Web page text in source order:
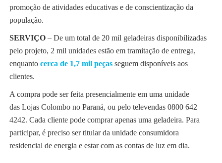
promoção de atividades educativas e de conscientização da
população.
SERVIÇO – De um total de 20 mil geladeiras disponibilizadas
pelo projeto, 2 mil unidades estão em tramitação de entrega,
enquanto cerca de 1,7 mil peçasseguem disponíveis aos
clientes.
A compra pode ser feita presencialmente em uma unidade
das Lojas Colombo no Paraná, ou pelo televendas 0800 642
4242. Cada cliente pode comprar apenas uma geladeira. Para
participar, é preciso ser titular da unidade consumidora
residencial de energia e estar com as contas de luz em dia.